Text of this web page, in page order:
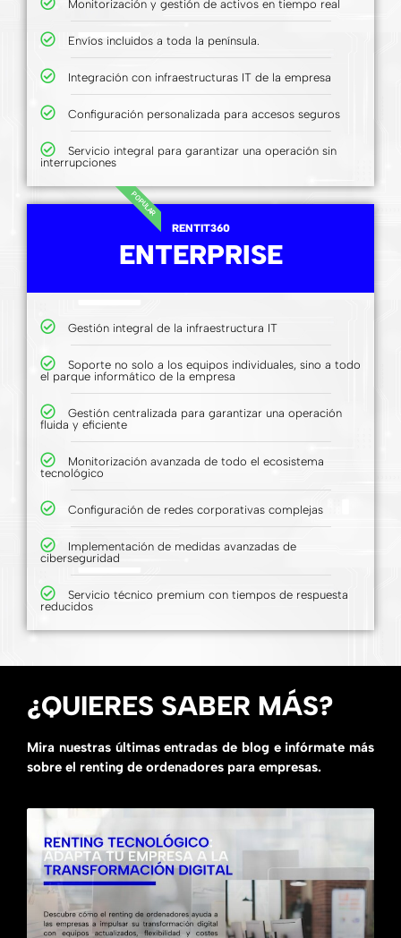
Monitorización y gestión de activos en tiempo real
Envíos incluidos a toda la península.
Integración con infraestructuras IT de la empresa
Configuración personalizada para accesos seguros
Servicio integral para garantizar una operación sin
interrupciones
POPULAR
RENTIT360
ENTERPRISE
Gestión integral de la infraestructura IT
Soporte no solo a los equipos individuales, sino a todo
el parque informático de la empresa
Gestión centralizada para garantizar una operación
fluida y eficiente
Monitorización avanzada de todo el ecosistema
tecnológico
Configuración de redes corporativas complejas
Implementación de medidas avanzadas de
ciberseguridad
Servicio técnico premium con tiempos de respuesta
reducidos
¿QUIERES SABER MÁS?
Mira nuestras últimas entradas de blog e infórmate más
sobre el renting de ordenadores para empresas.